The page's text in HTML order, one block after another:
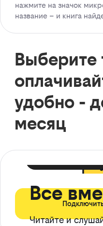
нажмите на значок
название – и книга
Выберите
удобно -
месяц
Все
Читайте и